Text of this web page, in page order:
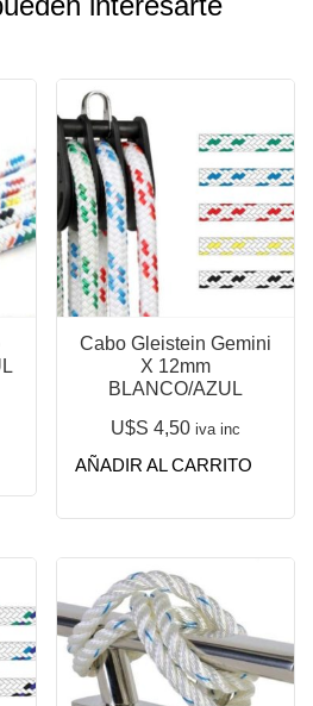
Cabo Gleistein Gemini
X 12mm
BLANCO/AZUL
U$S4,50 iva inc
AÑADIR AL CARRITO